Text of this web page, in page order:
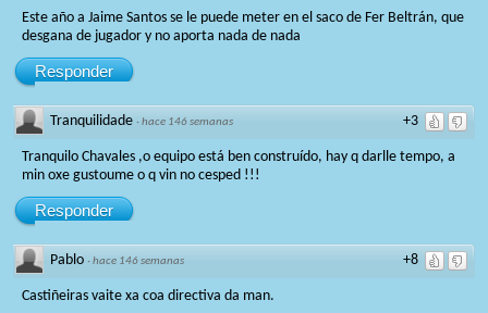
Este año a Jaime Santos se le puede meter en el saco de Fer Beltrán, que
desgana de jugador y no aporta nada de nada
Responder
+3
Tranquilidade ·hace 146 semanas
Tranquilo Chavales ,o equipo está ben construído, hay q darlle tempo, a
min oxe gustoume o q vin no cesped !!!
Responder
+8
Pablo ·hace 146 semanas
Castiñeiras vaite xa coa directiva da man.